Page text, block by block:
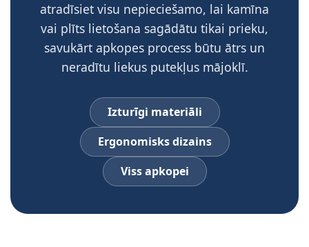
atradīsiet visu nepieciešamo, lai kamīna
vai plīts lietošana sagādātu tikai prieku,
savukārt apkopes process būtu ātrs un
neradītu liekus putekļus mājoklī.
Izturīgi materiāli
Ergonomisks dizains
Viss apkopei